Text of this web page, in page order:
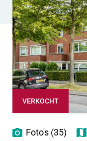
VERKOCHT
Foto's (35)